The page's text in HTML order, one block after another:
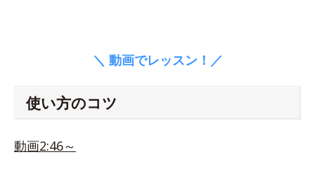
＼ 動画でレッスン！／
使い方のコツ
動画2:46～